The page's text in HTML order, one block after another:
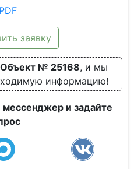
заявку
Объект № 25168, и мы
информацию!
и задайте